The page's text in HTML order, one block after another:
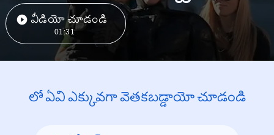
వీడియో చూడండి
01:31
లో ఏవి ఎక్కువగా వెతకబడ్డాయో చూడండి